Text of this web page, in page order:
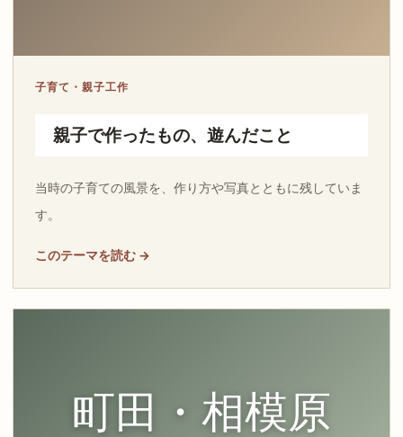
子育て・親子工作
親子で作ったもの、遊んだこと
当時の子育ての風景を、作り方や写真とともに残していま
す。
このテーマを読む →
町田・相模原